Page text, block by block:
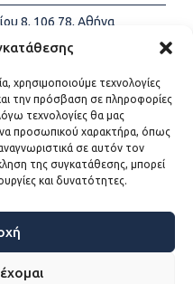
χρησιμοποιούμε τεχνολογίες
την πρόσβαση σε πληροφορίες
τεχνολογίες θα μας
προσωπικού χαρακτήρα, όπως
σε αυτόν τον
της συγκατάθεσης, μπορεί
και δυνατότητες.
8, 106 78, Αθήνα
213-2147500